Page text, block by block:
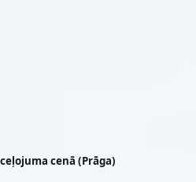
cenā (Prāga)